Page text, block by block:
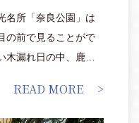
名所「奈良公園」は
の前で見ることがで
木漏れ日の中、鹿に
、過ごし方はさまざ
や夫婦でゆっくり気
READ MORE